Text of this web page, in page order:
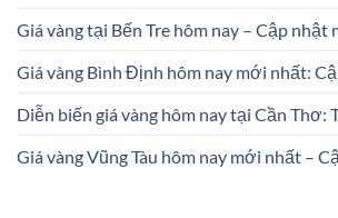
Giá vàng tại Bến Tre hôm nay – Cập nhật
Giá vàng Bình Định hôm nay mới nhất:
Diễn biến giá vàng hôm nay tại Cần Thơ:
Giá vàng Vũng Tàu hôm nay mới nhất –